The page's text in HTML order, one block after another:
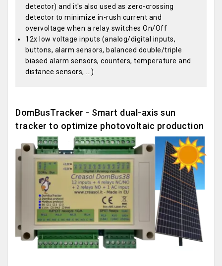
detector) and it's also used as zero-crossing
detector to minimize in-rush current and
overvoltage when a relay switches On/Off
12x low voltage inputs (analog/digital inputs,
buttons, alarm sensors, balanced double/triple
biased alarm sensors, counters, temperature and
distance sensors, ...)
DomBusTracker - Smart dual-axis sun
tracker to optimize photovoltaic production